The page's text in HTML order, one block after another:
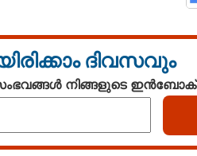
ദിവസവും
നിങ്ങളുടെ